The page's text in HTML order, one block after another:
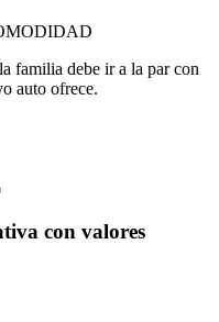
familia debe ir a la par con
auto ofrece.
con valores